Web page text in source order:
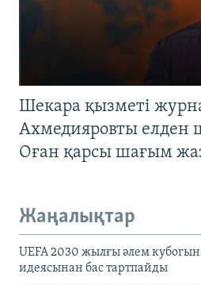
Шекара қызметі
Ахмедияровты елден
Оған қарсы шағым
Жаңалықтар
UEFA 2030 жылғы әлем
идеясынан бас тартпайды